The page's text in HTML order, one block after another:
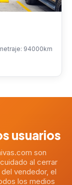
94000km
usuarios
son
al cerrar
vendedor, el
los medios